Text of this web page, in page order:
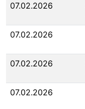
07.02.2026
07.02.2026
07.02.2026
07.02.2026